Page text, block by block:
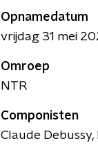
Opnamedatum
vrijdag 31 mei
Omroep
NTR
Componisten
Claude